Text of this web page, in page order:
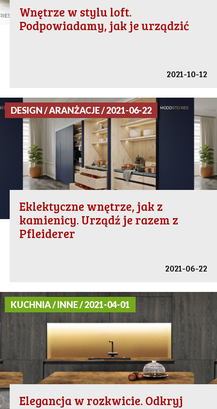
Wnętrze w stylu loft.
Podpowiadamy, jak je urządzić
2021-10-12
DESIGN / ARANŻACJE / 2021-06-22
Eklektyczne wnętrze, jak z
kamienicy. Urządź je razem z
Pfleiderer
2021-06-22
KUCHNIA / INNE / 2021-04-01
Elegancja w rozkwicie. Odkryj